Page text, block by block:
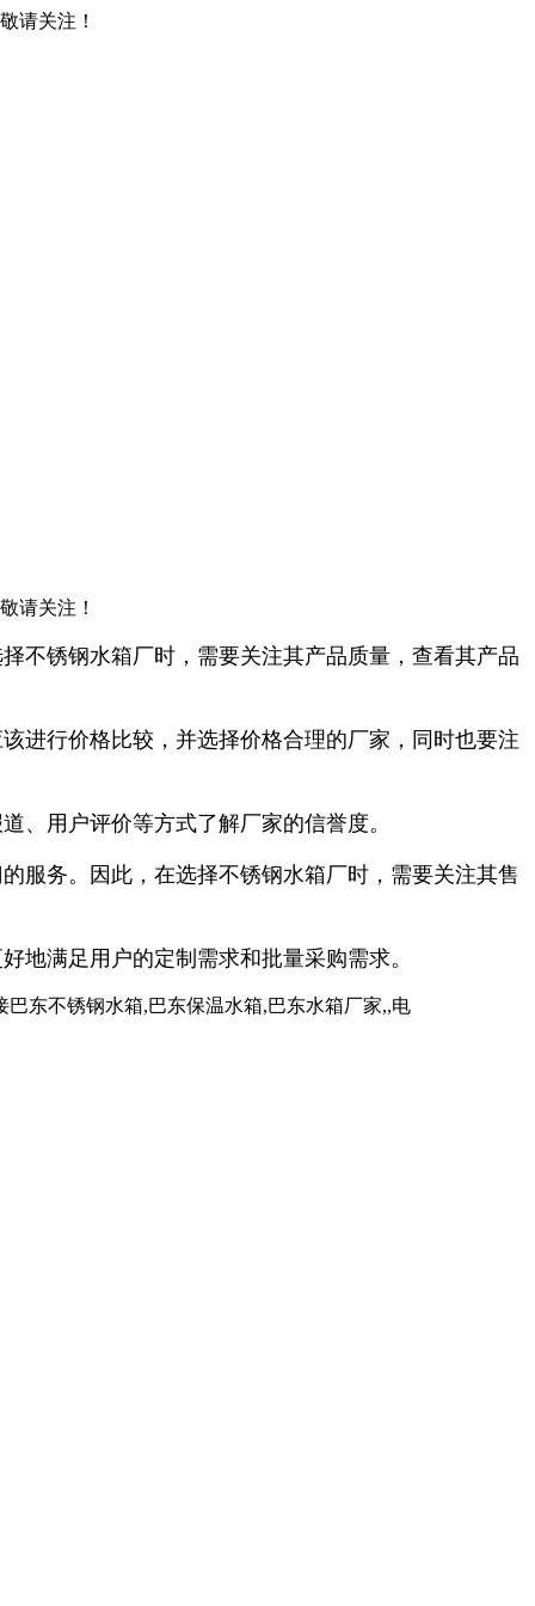
请关注！
请关注！
不锈钢水箱厂时，需要关注其产品质量，查看其产品
进行价格比较，并选择价格合理的厂家，同时也要注
、用户评价等方式了解厂家的信誉度。
服务。因此，在选择不锈钢水箱厂时，需要关注其售
地满足用户的定制需求和批量采购需求。
东不锈钢水箱,巴东保温水箱,巴东水箱厂家,,电